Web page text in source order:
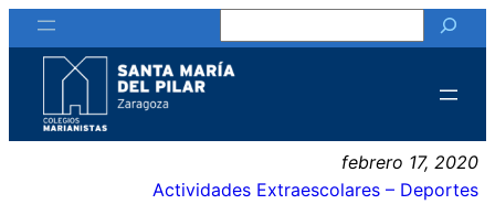
Saltar
al
contenido
febrero 17, 2020
Actividades Extraescolares – Deportes